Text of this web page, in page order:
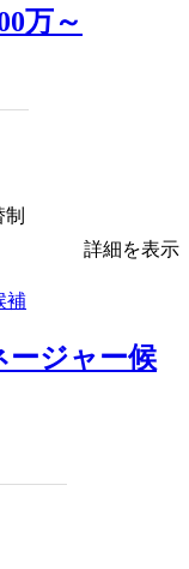
万～
詳細を表示
ージャー候